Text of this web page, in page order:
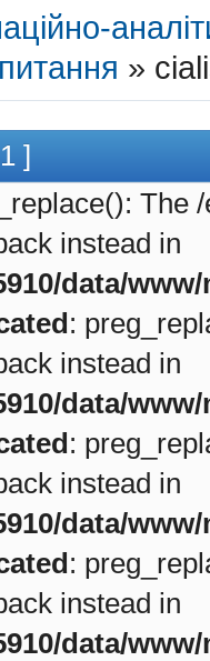
»
]
The
instead in
data/
:
instead in
data/
:
instead in
data/
:
instead in
data/